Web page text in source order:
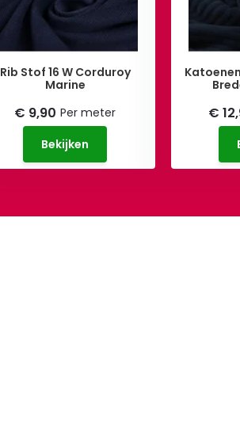
Rib Stof 16 W Corduroy
Marine
€ 9,90 Per meter
Bekijken
€